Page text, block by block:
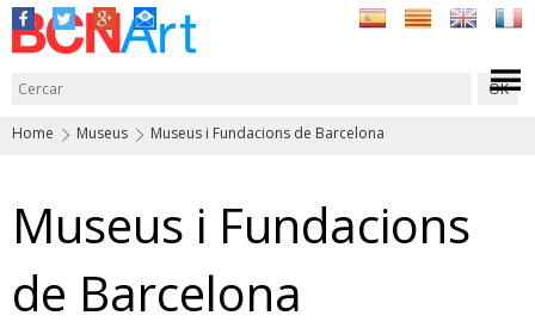
Home Museus Museus i Fundacions de Barcelona
Museus i Fundacions
de Barcelona